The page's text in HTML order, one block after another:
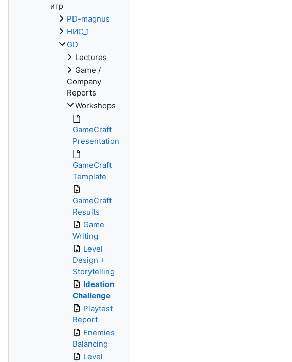
игр
PD-magnus
НИС_1
GD
Lectures
Game /
Company
Reports
Workshops
GameCraft
Presentation
GameCraft
Template
GameCraft
Results
Game
Writing
Level
Design +
Storytelling
Ideation
Challenge
Playtest
Report
Enemies
Balancing
Level